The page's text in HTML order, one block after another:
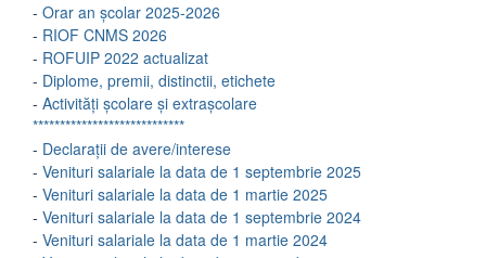
- Orar an școlar 2025-2026
- RIOF CNMS 2026
- ROFUIP 2022 actualizat
- Diplome, premii, distinctii, etichete
- Activități școlare și extrașcolare
****************************
- Declarații de avere/interese
- Venituri salariale la data de 1 septembrie 2025
- Venituri salariale la data de 1 martie 2025
- Venituri salariale la data de 1 septembrie 2024
- Venituri salariale la data de 1 martie 2024